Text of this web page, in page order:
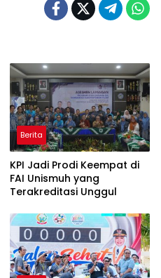
Berita
KPI Jadi Prodi Keempat di
FAI Unismuh yang
Terakreditasi Unggul